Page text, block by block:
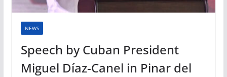
NEWS
Speech by Cuban President
Miguel Díaz-Canel in Pinar del